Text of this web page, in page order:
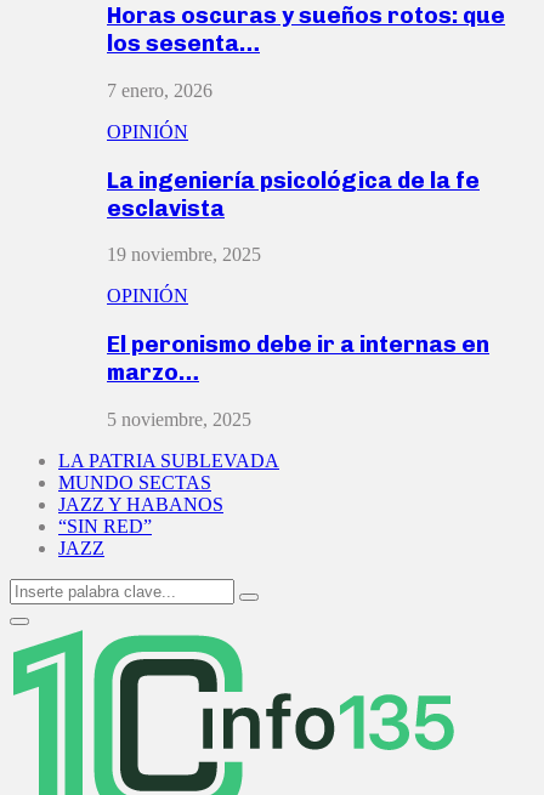
Horas oscuras y sueños rotos: que
los sesenta…
7 enero, 2026
OPINIÓN
La ingeniería psicológica de la fe
esclavista
19 noviembre, 2025
OPINIÓN
El peronismo debe ir a internas en
marzo…
5 noviembre, 2025
LA PATRIA SUBLEVADA
MUNDO SECTAS
JAZZ Y HABANOS
“SIN RED”
JAZZ
Search
for:
Search
Primary
Menu